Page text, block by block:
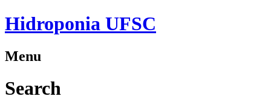
Hidroponia UFSC
Menu
Search